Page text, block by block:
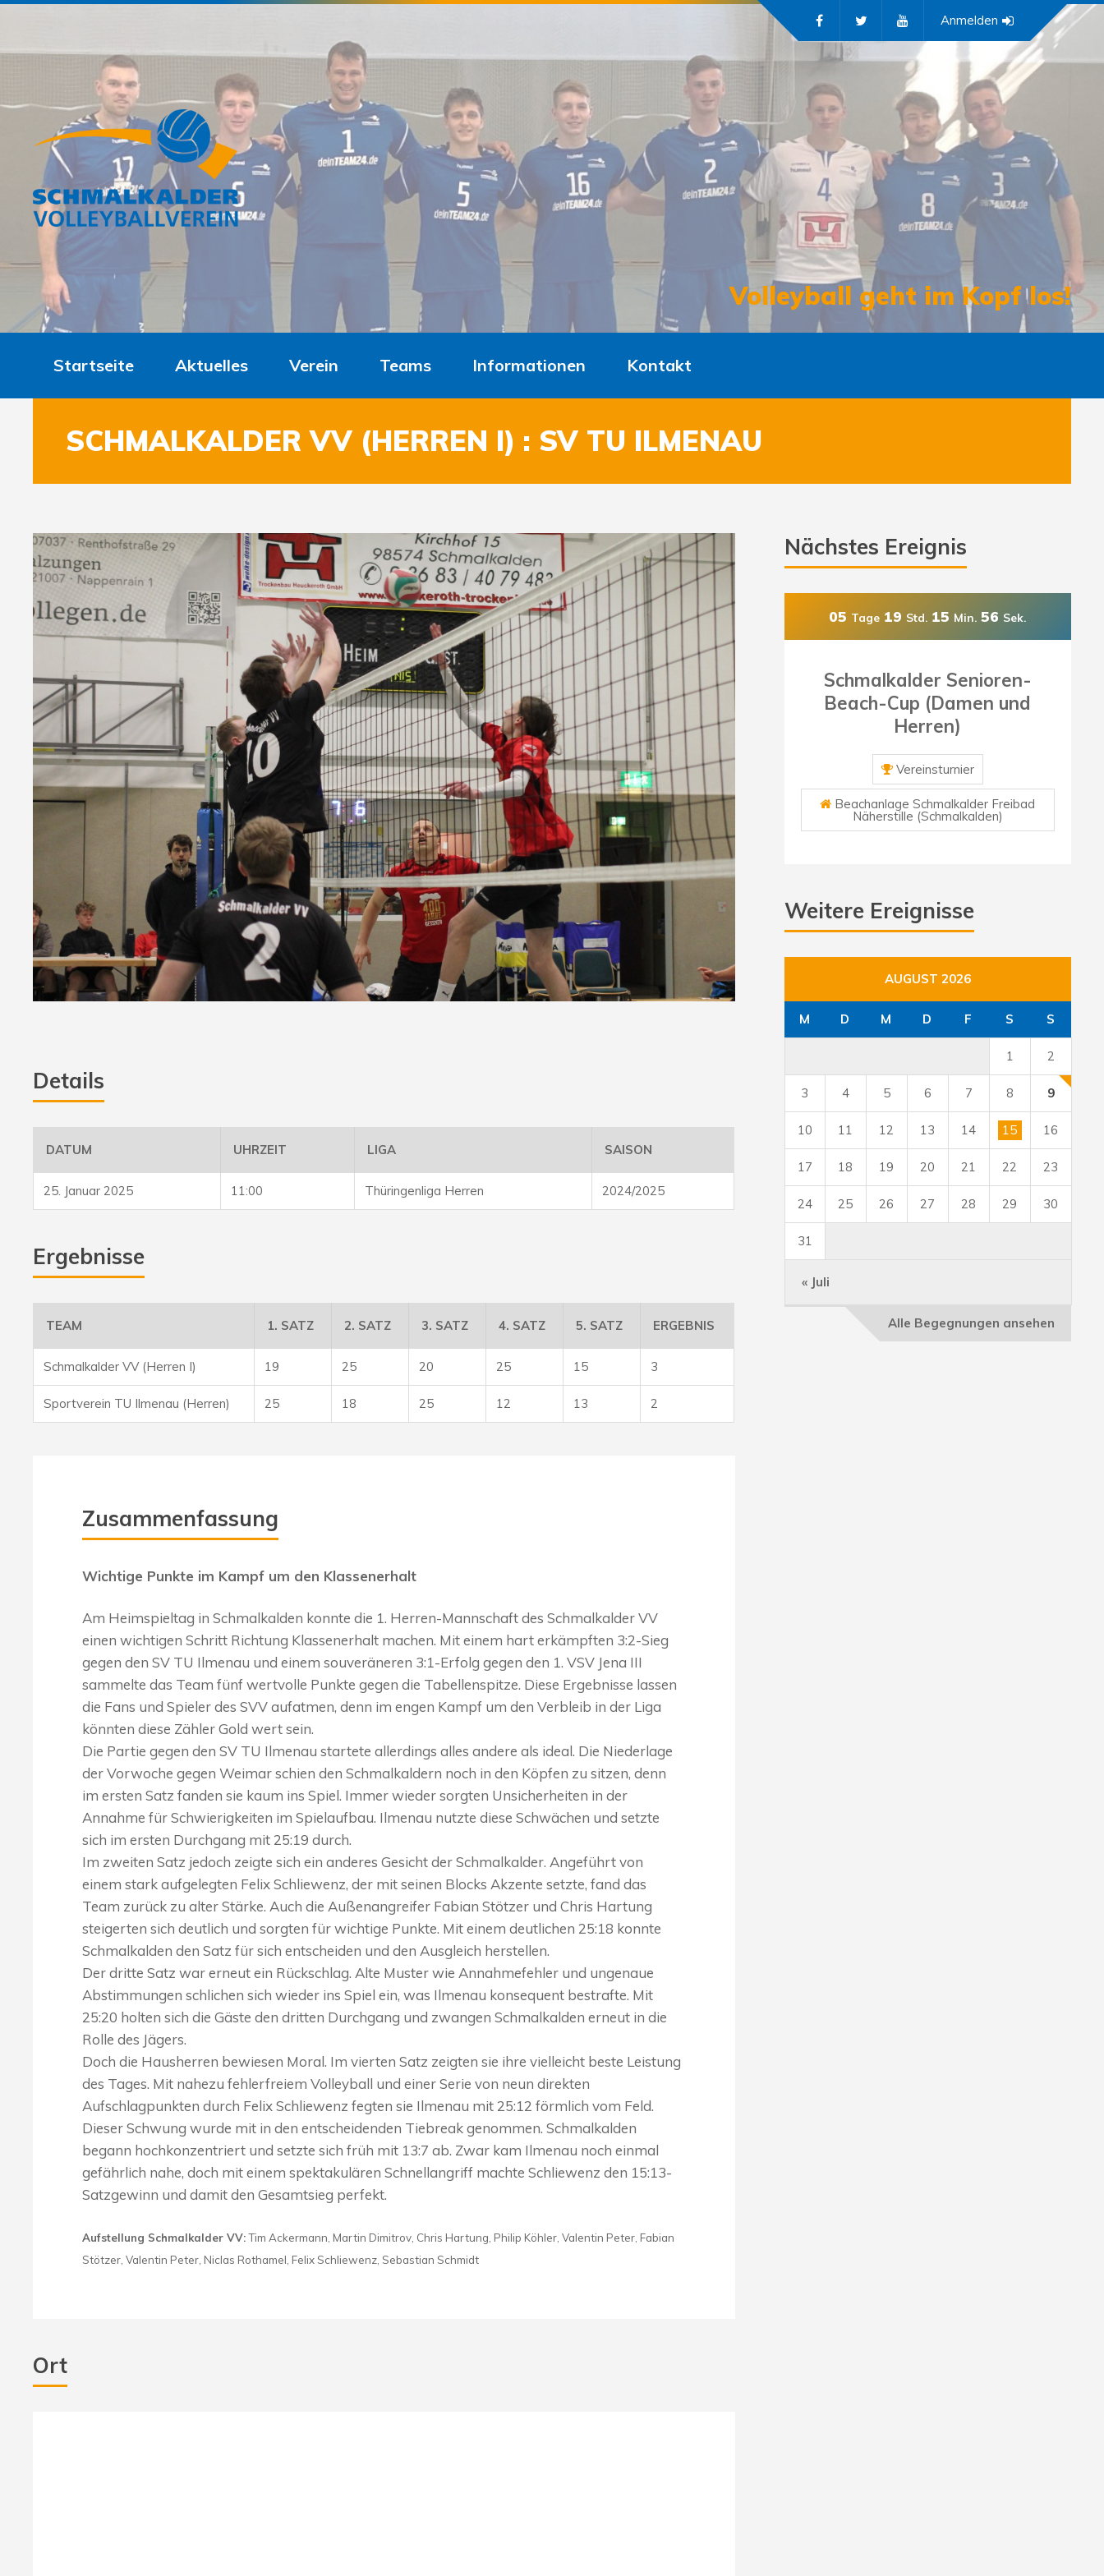
Volleyball geht im Kopf los!
Anmelden
Startseite Aktuelles Verein Teams Informationen Kontakt
SCHMALKALDER VV (HERREN I) : SV TU ILMENAU
Details
DATUM UHRZEIT LIGA SAISON
25. Januar 2025 11:00 Thüringenliga Herren 2024/2025
Ergebnisse
TEAM 1. SATZ 2. SATZ 3. SATZ 4. SATZ 5. SATZ ERGEBNIS
Schmalkalder VV (Herren I) 19 25 20 25 15 3
Sportverein TU Ilmenau (Herren) 25 18 25 12 13 2
Zusammenfassung
Wichtige Punkte im Kampf um den Klassenerhalt
Am Heimspieltag in Schmalkalden konnte die 1. Herren-Mannschaft des Schmalkalder VV
einen wichtigen Schritt Richtung Klassenerhalt machen. Mit einem hart erkämpften 3:2-Sieg
gegen den SV TU Ilmenau und einem souveräneren 3:1-Erfolg gegen den 1. VSV Jena III
sammelte das Team fünf wertvolle Punkte gegen die Tabellenspitze. Diese Ergebnisse lassen
die Fans und Spieler des SVV aufatmen, denn im engen Kampf um den Verbleib in der Liga
könnten diese Zähler Gold wert sein.
Die Partie gegen den SV TU Ilmenau startete allerdings alles andere als ideal. Die Niederlage
der Vorwoche gegen Weimar schien den Schmalkaldern noch in den Köpfen zu sitzen, denn
im ersten Satz fanden sie kaum ins Spiel. Immer wieder sorgten Unsicherheiten in der
Annahme für Schwierigkeiten im Spielaufbau. Ilmenau nutzte diese Schwächen und setzte
sich im ersten Durchgang mit 25:19 durch.
Im zweiten Satz jedoch zeigte sich ein anderes Gesicht der Schmalkalder. Angeführt von
einem stark aufgelegten Felix Schliewenz, der mit seinen Blocks Akzente setzte, fand das
Team zurück zu alter Stärke. Auch die Außenangreifer Fabian Stötzer und Chris Hartung
steigerten sich deutlich und sorgten für wichtige Punkte. Mit einem deutlichen 25:18 konnte
Schmalkalden den Satz für sich entscheiden und den Ausgleich herstellen.
Der dritte Satz war erneut ein Rückschlag. Alte Muster wie Annahmefehler und ungenaue
Abstimmungen schlichen sich wieder ins Spiel ein, was Ilmenau konsequent bestrafte. Mit
25:20 holten sich die Gäste den dritten Durchgang und zwangen Schmalkalden erneut in die
Rolle des Jägers.
Doch die Hausherren bewiesen Moral. Im vierten Satz zeigten sie ihre vielleicht beste Leistung
des Tages. Mit nahezu fehlerfreiem Volleyball und einer Serie von neun direkten
Aufschlagpunkten durch Felix Schliewenz fegten sie Ilmenau mit 25:12 förmlich vom Feld.
Dieser Schwung wurde mit in den entscheidenden Tiebreak genommen. Schmalkalden
begann hochkonzentriert und setzte sich früh mit 13:7 ab. Zwar kam Ilmenau noch einmal
gefährlich nahe, doch mit einem spektakulären Schnellangriff machte Schliewenz den 15:13-
Satzgewinn und damit den Gesamtsieg perfekt.
Aufstellung Schmalkalder VV:Tim Ackermann, Martin Dimitrov, Chris Hartung, Philip Köhler, Valentin Peter, Fabian
Stötzer, Valentin Peter, Niclas Rothamel, Felix Schliewenz, Sebastian Schmidt
Ort
Nächstes Ereignis
05 Tage 19 Std. 15 Min. 54 Sek.
Schmalkalder Senioren-
Beach-Cup (Damen und
Herren)
Vereinsturnier
Beachanlage Schmalkalder Freibad
Näherstille (Schmalkalden)
Weitere Ereignisse
AUGUST 2026
M D M D F S S
« Juli
1 2
3 4 5 6 7 8 9
10 11 12 13 14 15 16
17 18 19 20 21 22 23
24 25 26 27 28 29 30
31
Alle Begegnungen ansehen